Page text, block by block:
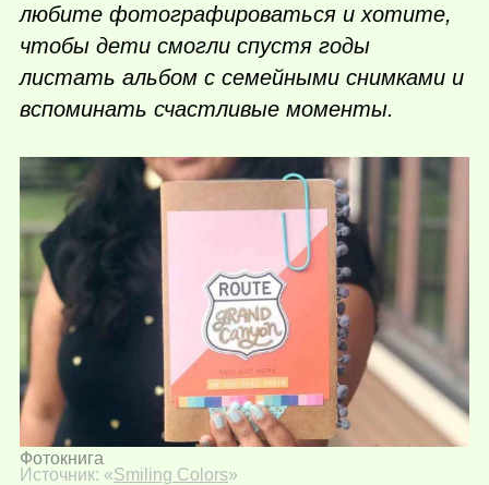
любите фотографироваться и хотите,
чтобы дети смогли спустя годы
листать альбом с семейными снимками и
вспоминать счастливые моменты.
Фотокнига
Источник: «Smiling Colors»